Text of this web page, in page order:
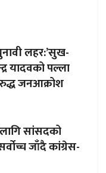
लहर:’सुख-
यादवको पल्ला
जनआक्रोश
सांसदको
जाँदै कांग्रेस-